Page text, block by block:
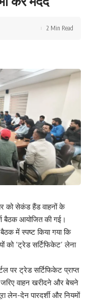
2 Min Read
को सेकंड हैंड वाहनों के
बैठक आयोजित की गई।
में स्पष्ट किया गया कि
को ‘ट्रेड सर्टिफिकेट’ लेना
पर ट्रेड सर्टिफिकेट प्राप्त
वाहन खरीदने और बेचने
लेन-देन पारदर्शी और नियमों